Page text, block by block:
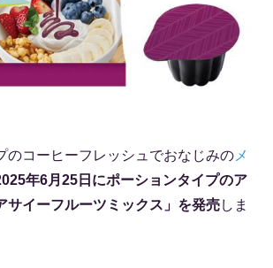
のコーヒーフレッシュでおなじみの メ
年6月25日にポーションタイプのア
サイーフルーツミックス」を発売しま